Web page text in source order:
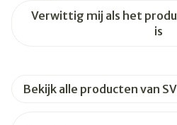
Verwittig mij als het
is
Bekijk alle producten van